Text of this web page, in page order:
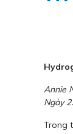
Annie
Ngày
Trong